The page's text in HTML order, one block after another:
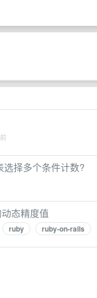
择多个条件计数?
态精度值
ruby ruby-on-rails